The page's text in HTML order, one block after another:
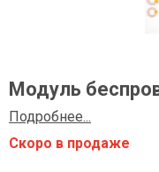
Модуль
Подробнее...
Скоро в продаже